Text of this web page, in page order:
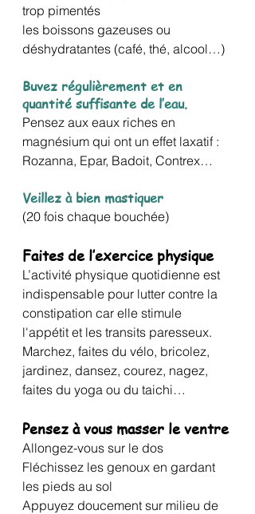
trop pimentés
les boissons gazeuses ou
déshydratantes (café, thé, alcool…)
Buvez régulièrement et en
quantité suffisante de l’eau.
Pensez aux eaux riches en
magnésium qui ont un effet laxatif :
Rozanna, Epar, Badoit, Contrex…
Veillez à bien mastiquer
(20 fois chaque bouchée)
Faites de l’exercice physique
L’activité physique quotidienne est
indispensable pour lutter contre la
constipation car elle stimule
l'appétit et les transits paresseux.
Marchez, faites du vélo, bricolez,
jardinez, dansez, courez, nagez,
faites du yoga ou du taichi…
Pensez à vous masser le ventre
Allongez-vous sur le dos
Fléchissez les genoux en gardant
les pieds au sol
Appuyez doucement sur milieu de